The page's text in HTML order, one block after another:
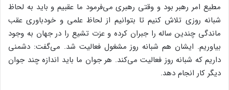
مطیع امر رهبر بود و وقتی رهبری می‌فرمود ما عقبیم و باید به لحاظ
شبانه روزی تلاش کنیم تا بتوانیم از لحاظ علمی و خودباوری عقب
ماندگی چندین ساله را جبران کرده و عزت تشیع را در جهان به وجود
بیاوریم. ایشان هم شبانه روز مشغول فعالیت شد. می‌گفت: دشمنی
داریم که شبانه روز فعالیت می‌کند. هر جوان ما باید اندازه چند جوان
دیگر کار انجام دهد.